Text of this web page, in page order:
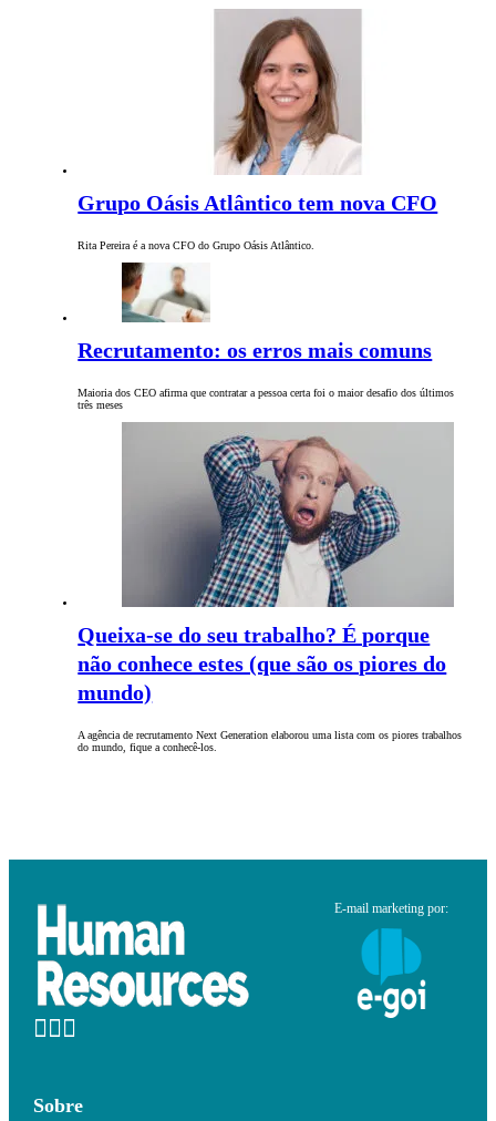
Grupo Oásis Atlântico tem nova CFO
Rita Pereira é a nova CFO do Grupo Oásis Atlântico.
Recrutamento: os erros mais comuns
Maioria dos CEO afirma que contratar a pessoa certa foi o maior desafio dos últimos
três meses
Queixa-se do seu trabalho? É porque
não conhece estes (que são os piores do
mundo)
A agência de recrutamento Next Generation elaborou uma lista com os piores trabalhos
do mundo, fique a conhecê-los.
E-mail marketing por:
Sobre